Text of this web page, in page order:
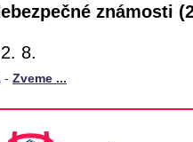
známosti
8.
- Zveme ...